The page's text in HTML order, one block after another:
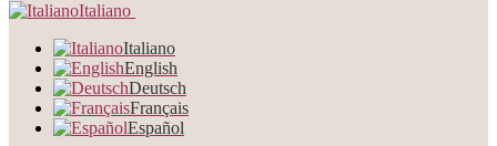
Italiano
Italiano
English
Deutsch
Français
Español